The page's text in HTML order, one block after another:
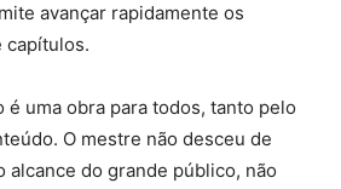
avançar rapidamente os
capítulos.
é uma obra para todos, tanto pelo
O mestre não desceu de
alcance do grande público, não